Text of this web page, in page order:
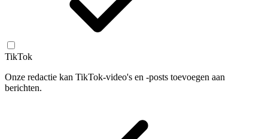
TikTok
Onze redactie kan TikTok-video's en -posts toevoegen aan
berichten.